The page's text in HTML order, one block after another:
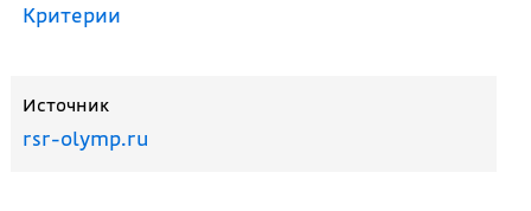
Критерии
Источник
rsr-olymp.ru